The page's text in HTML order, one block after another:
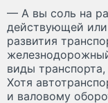
— А вы соль на
действующей
развития
виды
Хотя
и валовому